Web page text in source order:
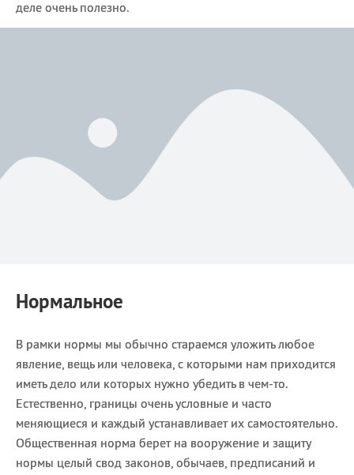
деле очень полезно.
Нормальное
В рамки нормы мы обычно стараемся уложить любое
явление, вещь или человека, с которыми нам приходится
иметь дело или которых нужно убедить в чем-то.
Естественно, границы очень условные и часто
меняющиеся и каждый устанавливает их самостоятельно.
Общественная норма берет на вооружение и защиту
нормы целый свод законов, обычаев, предписаний и